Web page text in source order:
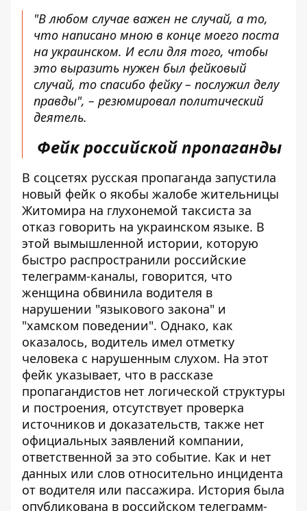
"В любом случае важен не случай, а то,
что написано мною в конце моего поста
на украинском. И если для того, чтобы
это выразить нужен был фейковый
случай, то спасибо фейку – послужил делу
правды", – резюмировал политический
деятель.
Фейк российской пропаганды
В соцсетях русская пропаганда запустила
новый фейк о якобы жалобе жительницы
Житомира на глухонемой таксиста за
отказ говорить на украинском языке. В
этой вымышленной истории, которую
быстро распространили российские
телеграмм-каналы, говорится, что
женщина обвинила водителя в
нарушении "языкового закона" и
"хамском поведении". Однако, как
оказалось, водитель имел отметку
человека с нарушенным слухом. На этот
фейк указывает, что в рассказе
пропагандистов нет логической структуры
и построения, отсутствует проверка
источников и доказательств, также нет
официальных заявлений компании,
ответственной за это событие. Как и нет
данных или слов относительно инцидента
от водителя или пассажира. История была
опубликована в российском телеграмм-